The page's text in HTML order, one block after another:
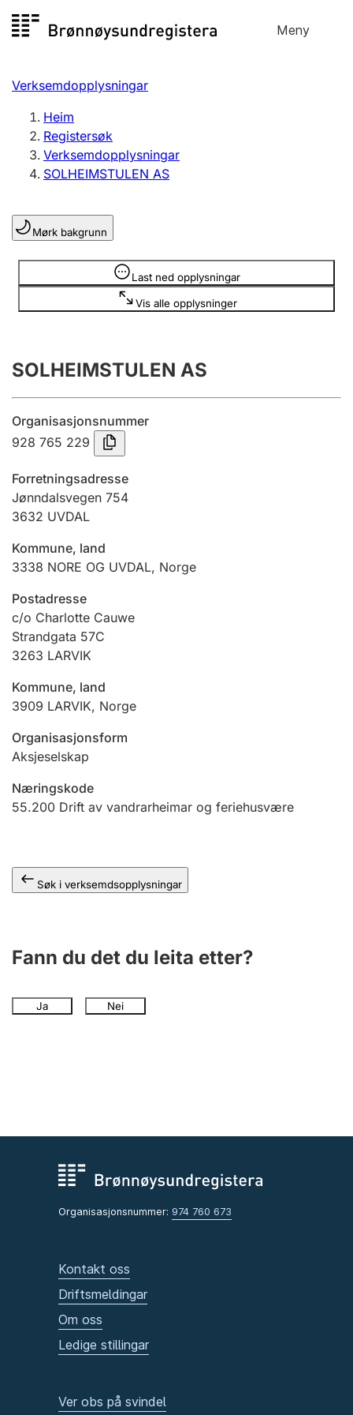
til
Meny
Registersøk
Aksjeselskap
Enkeltpersonføretak
Registrere, endre, slette
Lag og foreining
Registrere, endre, slette
Årsrekneskap
Innsending og forseinkingsgebyr
Jeger
Ektepaktrettleiaren
Andre tema
Verksemdopplysningar
Heim
Registersøk
Verksemdopplysningar
SOLHEIMSTULEN AS
Mørk bakgrunn
Last ned opplysningar
Vis alle opplysninger
Opplysninger er skjult
SOLHEIMSTULEN AS
Organisasjonsnummer
928 765 229
Forretningsadresse
Jønndalsvegen 754
3632 UVDAL
Kommune, land
3338 NORE OG UVDAL, Norge
Postadresse
c/o Charlotte Cauwe
Strandgata 57C
3263 LARVIK
Kommune, land
3909 LARVIK, Norge
Organisasjonsform
Aksjeselskap
Næringskode
55.200 Drift av vandrarheimar og feriehusvære
Søk i verksemdsopplysningar
Fann du det du leita etter?
Ja Nei
Organisasjonsnummer: 974 760 673
Kontakt oss
Driftsmeldingar
Om oss
Ledige stillingar
Ver obs på svindel